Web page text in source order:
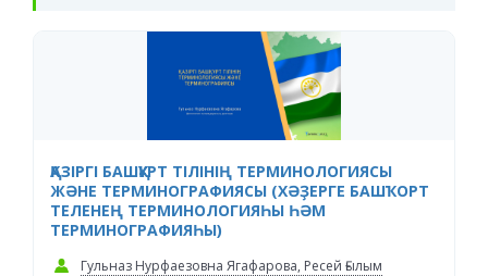
ҚАЗІРГІ БАШҚҰРТ ТІЛІНІҢ ТЕРМИНОЛОГИЯСЫ
ЖӘНЕ ТЕРМИНОГРАФИЯСЫ (ХӘҘЕРГЕ БАШҠОРТ
ТЕЛЕНЕҢ ТЕРМИНОЛОГИЯҺЫ ҺӘМ
ТЕРМИНОГРАФИЯҺЫ)
Гульназ Нурфаезовна Ягафарова, Ресей Ғылым